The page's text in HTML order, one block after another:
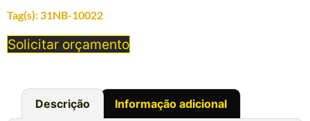
Tag(s):31NB-10022
Solicitar orçamento
Descrição Informação adicional